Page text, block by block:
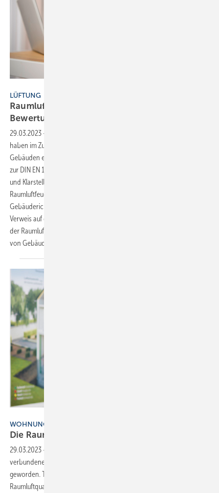
LÜFTUNG
Raumluftqualität und energetische
Bewertung
29.03.2023 -
haben im Zusammenhang mit der energetischen Bewertung von
Gebäuden einen höheren Stellenwert erhalten: Der nationale Anhang
zur DIN EN 16798-1 [1] enthält wesentliche nationale Ergänzungen
und Klarstellungen zur Europäischen Norm, insbesondere auch zur
Raumluftfeuchtigkeit. In den Entwurf zur Überarbeitung der EU-
Gebäuderichtlinie EPDB vom Dezember 2021 wurde ein direkter
Verweis auf die DIN EN 16798-1 aufgenommen. Damit werden Aspekte
der Raumluftqualität bei der Auslegung und energetischen Bewertung
von Gebäuden in Zukunft stärker
WOHNUNGSLÜFTUNG
Die Raumluftqualität bleibt an erster
29.03.2023 -
verbundenen Lockerungen ist es auch um die Lüftung etwas stiller
geworden. Trotzdem ist das Bewusstsein für eine hohe
Raumluftqualität in den Köpfen der Endkunden geschaffen. Die